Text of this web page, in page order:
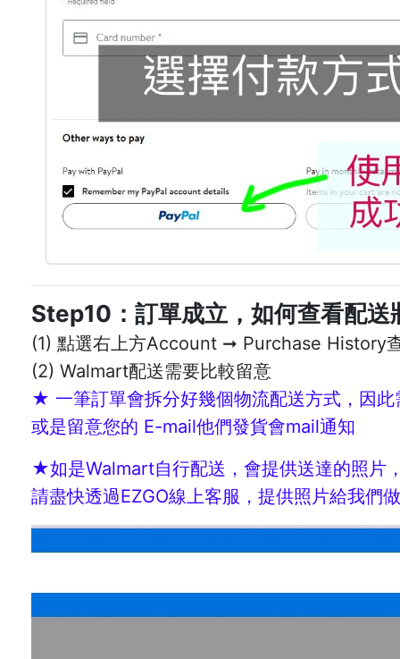
Step10：訂單成立，如何查看配送
(1) 點選右上方Account ➞ Purchase History
(2) Walmart配送需要比較留意
★ 一筆訂單會拆分好幾個物流配送方式，因
或是留意您的 E-mail他們發貨會mail通知
★如是Walmart自行配送，會提供送達的照片
請盡快透過EZGO線上客服，提供照片給我們